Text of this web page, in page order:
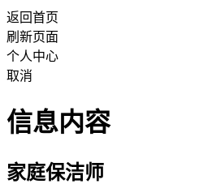
返回首页
刷新页面
个人中心
取消
信息内容
家庭保洁师